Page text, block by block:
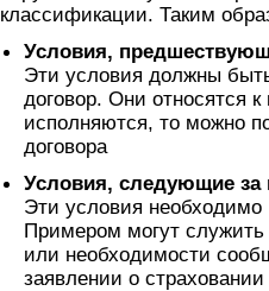
классификации. Таким
Условия,
Эти условия должны
договор. Они относятся
исполняются, то можно
договора
Условия, следующие за
Эти условия необходимо
Примером могут
или необходимости
заявлении о